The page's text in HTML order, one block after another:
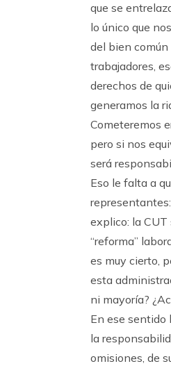
que se
lo único que
del bien
trabajadores,
derechos de
generamos la
Cometeremos
pero si nos
será
Eso le falta a
explico: la CUT
“reforma”
es muy cierto,
esta
ni mayoría?
En ese sentido
la
omisiones, de